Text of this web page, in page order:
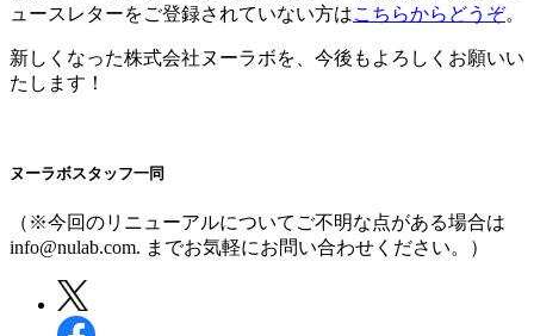
ュースレターをご登録されていない方はこちらからどうぞ。
新しくなった株式会社ヌーラボを、今後もよろしくお願いい
たします！
ヌーラボスタッフ一同
（※今回のリニューアルについてご不明な点がある場合は
info@nulab.com. までお気軽にお問い合わせください。）